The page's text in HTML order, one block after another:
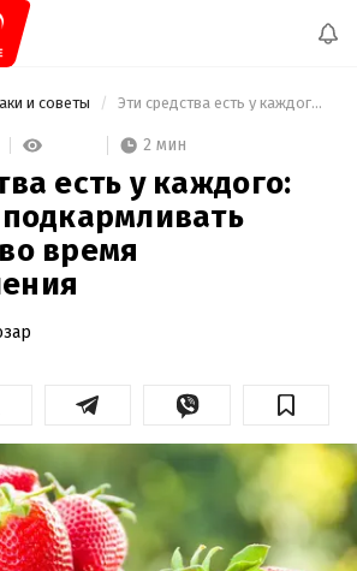
и советы Эти средства есть у каждого: чем и как подкармливать клубнику во время плодоношения
2 мин
есть у каждого:
время